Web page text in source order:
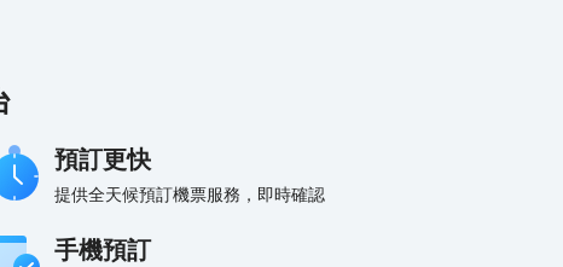
預訂更快
提供全天候預訂機票服務，即時確認
手機預訂